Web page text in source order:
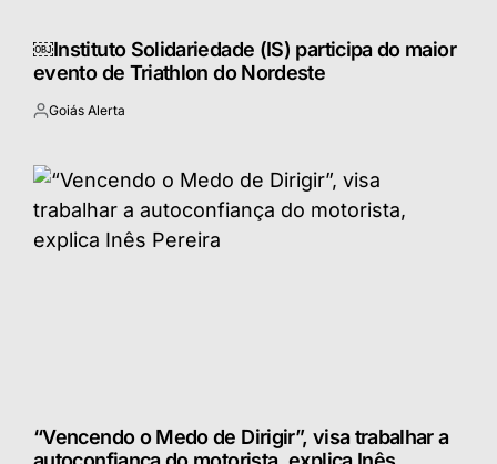
￼Instituto Solidariedade (IS) participa do maior
evento de Triathlon do Nordeste
Postado
Goiás Alerta
“Vencendo o Medo de Dirigir”, visa trabalhar a